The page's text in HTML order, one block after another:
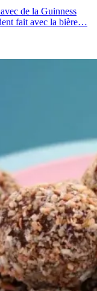
de la Guinness
fait avec la bière…